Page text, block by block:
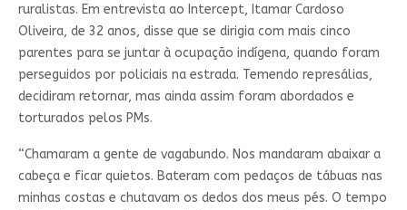
ruralistas. Em entrevista ao Intercept, Itamar Cardoso
Oliveira, de 32 anos, disse que se dirigia com mais cinco
parentes para se juntar à ocupação indígena, quando foram
perseguidos por policiais na estrada. Temendo represálias,
decidiram retornar, mas ainda assim foram abordados e
torturados pelos PMs.
“Chamaram a gente de vagabundo. Nos mandaram abaixar a
cabeça e ficar quietos. Bateram com pedaços de tábuas nas
minhas costas e chutavam os dedos dos meus pés. O tempo